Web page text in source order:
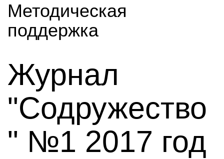
Методическая
поддержка
Журнал
"Содружество
" №1 2017 год